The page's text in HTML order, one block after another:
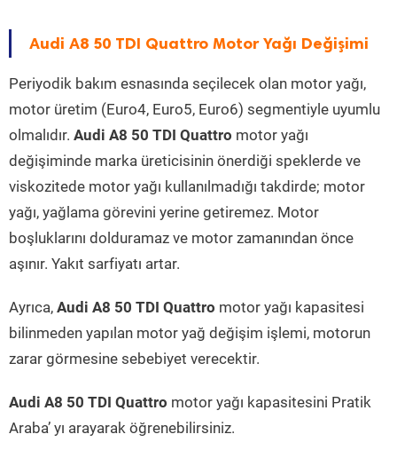
Audi A8 50 TDI Quattro Motor Yağı Değişimi
Periyodik bakım esnasında seçilecek olan motor yağı,
motor üretim (Euro4, Euro5, Euro6) segmentiyle uyumlu
olmalıdır. Audi A8 50 TDI Quattro motor yağı
değişiminde marka üreticisinin önerdiği speklerde ve
viskozitede motor yağı kullanılmadığı takdirde; motor
yağı, yağlama görevini yerine getiremez. Motor
boşluklarını dolduramaz ve motor zamanından önce
aşınır. Yakıt sarfiyatı artar.
Ayrıca, Audi A8 50 TDI Quattro motor yağı kapasitesi
bilinmeden yapılan motor yağ değişim işlemi, motorun
zarar görmesine sebebiyet verecektir.
Audi A8 50 TDI Quattro motor yağı kapasitesini Pratik
Araba’ yı arayarak öğrenebilirsiniz.